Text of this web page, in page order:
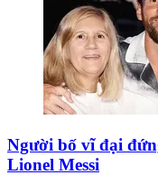
Người bố vĩ đại
Lionel Messi